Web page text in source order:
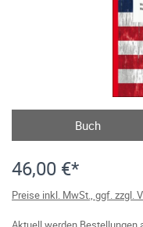
Buch
46,00 €*
Preise inkl. MwSt., ggf. zzgl.